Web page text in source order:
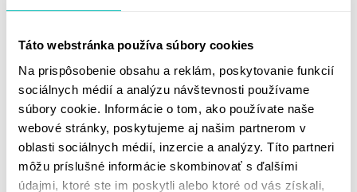
Táto webstránka používa súbory cookies
Na prispôsobenie obsahu a reklám, poskytovanie funkcií
sociálnych médií a analýzu návštevnosti používame
súbory cookie. Informácie o tom, ako používate naše
webové stránky, poskytujeme aj našim partnerom v
oblasti sociálnych médií, inzercie a analýzy. Títo partneri
môžu príslušné informácie skombinovať s ďalšími
údajmi, ktoré ste im poskytli alebo ktoré od vás získali,
MOHLO BY SA VÁM
PÁČIŤ